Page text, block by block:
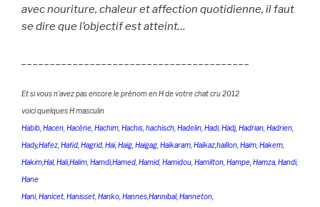
avec nouriture, chaleur et affection quotidienne, il faut
se dire que l’objectif est atteint…
Et si vous n’avez pas encore le prénom en H de votre chat cru 2012
voici quelques H masculin
Habib, Hacen, Hacène, Hachim, Hachis, hachisch, Hadelin, Hadi, Hadj, Hadrian, Hadrien,
Hady,Hafez, Hafid, Hagrid, Haï, Haïg, Haïgag, Haïkaram, Haïkaz,haillon, Haïm, Hakem,
Hakim,Hal, Hali,Halim, Hamdi,Hamed, Hamid, Hamidou, Hamilton, Hampe, Hamza, Handi,
Hane
Hani, Hanicet, Hanisset, Hanko, Hannes,Hannibal, Hanneton,